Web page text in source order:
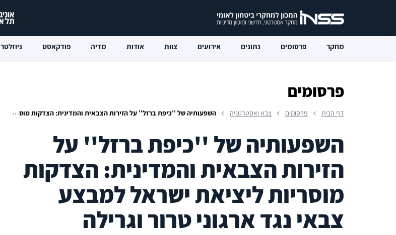
מחקר פרסומים נתונים אירועים צוות אודות מדיה פודקאסט ניוזלטר
פרסומים
דף הבית פרסומים צבא ואסטרטגיה השפעותיה של ''כיפת ברזל'' על הזירות הצבאית והמדינית: הצדקות מוסריות ליציאת ישראל למבצע צבאי נגד ארגוני טרור וגרילה
השפעותיה של ''כיפת ברזל'' על
הזירות הצבאית והמדינית: הצדקות
מוסריות ליציאת ישראל למבצע
צבאי נגד ארגוני טרור וגרילה